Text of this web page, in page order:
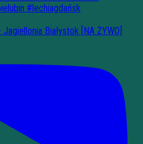
Białystok [NA ŻYWO]